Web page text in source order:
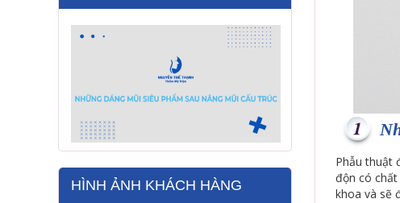
HÌNH ẢNH KHÁCH HÀNG
Phẫu thuật
độn có
khoa và sẽ